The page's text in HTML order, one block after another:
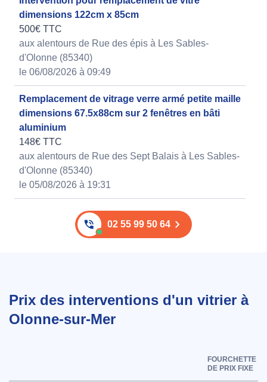
dimensions 122cm x 85cm
500€ TTC
aux alentours de Rue des épis à Les Sables-
d'Olonne (85340)
le 06/08/2026 à 09:49
Remplacement de vitrage verre armé petite maille
dimensions 67.5x88cm sur 2 fenêtres en bâti
aluminium
148€ TTC
aux alentours de Rue des Sept Balais à Les Sables-
d'Olonne (85340)
le 05/08/2026 à 19:31
02 55 99 50 64
Prix des interventions d'un vitrier à
Olonne-sur-Mer
FOURCHETTE
DE PRIX FIXE